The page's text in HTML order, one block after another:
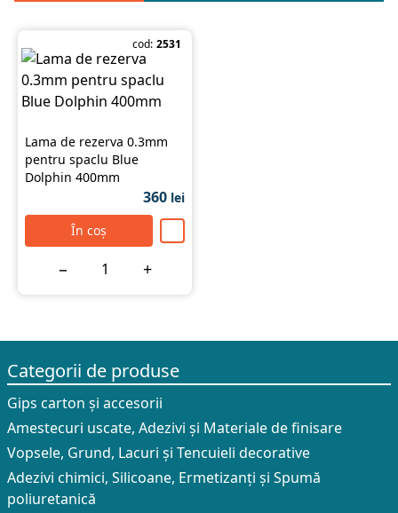
cod: 2531
Lama de rezerva 0.3mm
pentru spaclu Blue
Dolphin 400mm
360 lei
În coș
− +
Categorii de produse
Gips carton și accesorii
Amestecuri uscate, Adezivi şi Materiale de finisare
Vopsele, Grund, Lacuri și Tencuieli decorative
Adezivi chimici, Silicoane, Ermetizanți și Spumă
poliuretanică